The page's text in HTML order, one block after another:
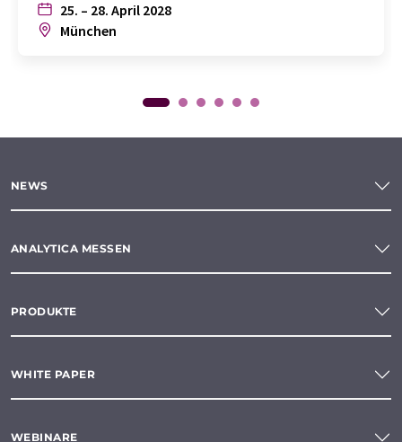
25. – 28. April 2028
München
NEWS
ANALYTICA MESSEN
PRODUKTE
WHITE PAPER
WEBINARE